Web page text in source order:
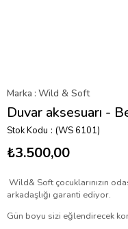
Marka : Wild & Soft
Duvar aksesuarı -
Stok Kodu (WS 6101)
₺3.500,00
Wild& Soft çocuklarınızın
arkadaşlığı garanti ediyor.
Gün boyu sizi eğlendirecek